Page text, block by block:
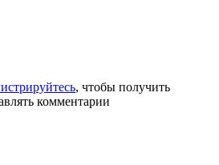
, чтобы получить
комментарии